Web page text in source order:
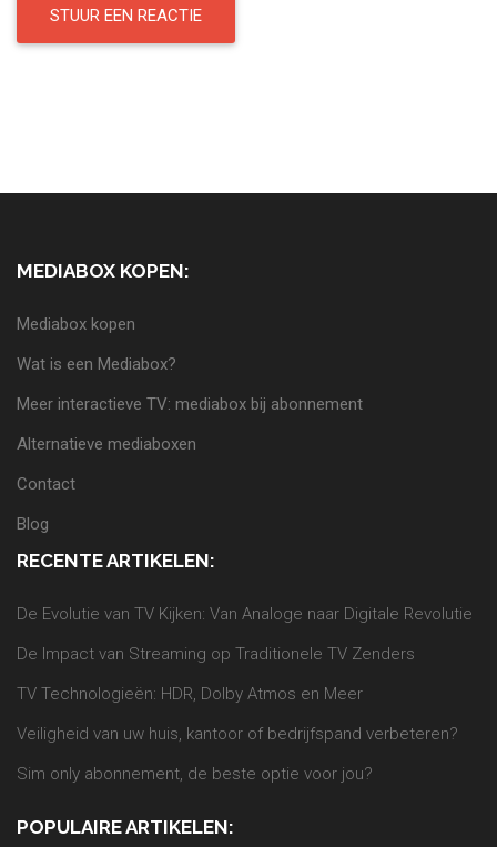
MEDIABOX KOPEN:
Mediabox kopen
Wat is een Mediabox?
Meer interactieve TV: mediabox bij abonnement
Alternatieve mediaboxen
Contact
Blog
RECENTE ARTIKELEN:
De Evolutie van TV Kijken: Van Analoge naar Digitale Revolutie
De Impact van Streaming op Traditionele TV Zenders
TV Technologieën: HDR, Dolby Atmos en Meer
Veiligheid van uw huis, kantoor of bedrijfspand verbeteren?
Sim only abonnement, de beste optie voor jou?
POPULAIRE ARTIKELEN: